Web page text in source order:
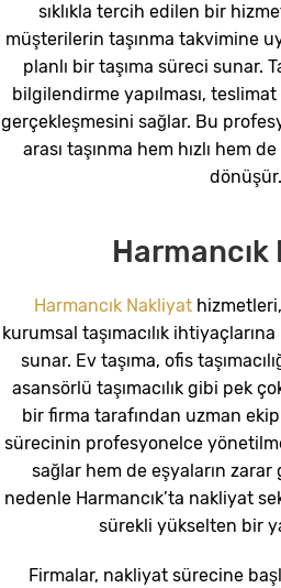
sıklıkla tercih edilen bir
müşterilerin taşınma takvimine
planlı bir taşıma süreci sunar.
bilgilendirme yapılması,
gerçekleşmesini sağlar. Bu
arası taşınma hem hızlı hem
dönüşür.
Harmancık
Harmancık Nakliyat
kurumsal taşımacılık
sunar. Ev taşıma, ofis
asansörlü taşımacılık gibi pek
bir firma tarafından uzman
sürecinin profesyonelce
sağlar hem de eşyaların
nedenle Harmancık’ta nakliyat
sürekli yükselten bir
Firmalar, nakliyat sürecine